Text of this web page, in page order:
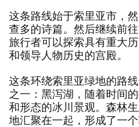
记
本
中
添
加/
删
除
类
型
到
外
部
网
这条路线始于索里亚市，
查多的诗篇。然后继续前
旅行者可以探索具有重大
和领导人物历史的宫殿。
这条环绕索里亚绿地的路
之一：黑泻湖，随着时间
和形态的冰川景观。森林
地汇聚在一起，形成了一个